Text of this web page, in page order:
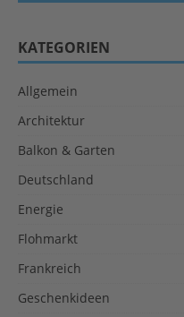
KATEGORIEN
Allgemein
Architektur
Balkon & Garten
Deutschland
Energie
Flohmarkt
Frankreich
Geschenkideen